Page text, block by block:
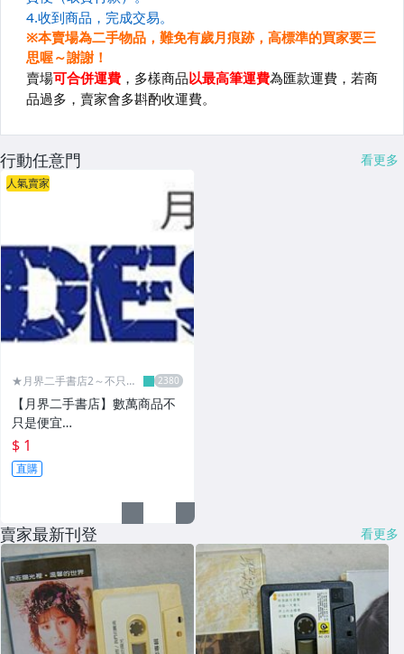
行動任意門 看更多
人氣賣家
★月界二手書店2～不只是
【月界二手書店】數萬商品不
只是便宜…
$ 1
直購
賣家最新刊登 看更多